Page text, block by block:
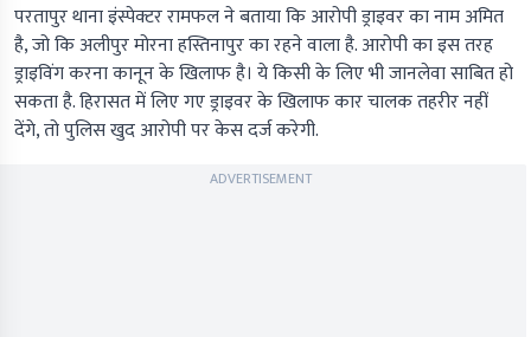
परतापुर थाना इंस्पेक्टर रामफल ने बताया कि आरोपी ड्राइवर का नाम अमित
है, जो कि अलीपुर मोरना हस्तिनापुर का रहने वाला है. आरोपी का इस तरह
ड्राइविंग करना कानून के खिलाफ है। ये किसी के लिए भी जानलेवा साबित हो
सकता है. हिरासत में लिए गए ड्राइवर के खिलाफ कार चालक तहरीर नहीं
देंगे, तो पुलिस खुद आरोपी पर केस दर्ज करेगी.
ADVERTISEMENT